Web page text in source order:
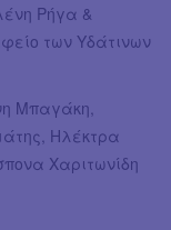
Ρήγα &
των Υδάτινων
Μπαγάκη,
Ηλέκτρα
Χαριτωνίδη